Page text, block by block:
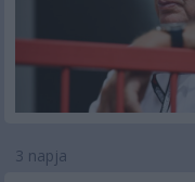
3 napja